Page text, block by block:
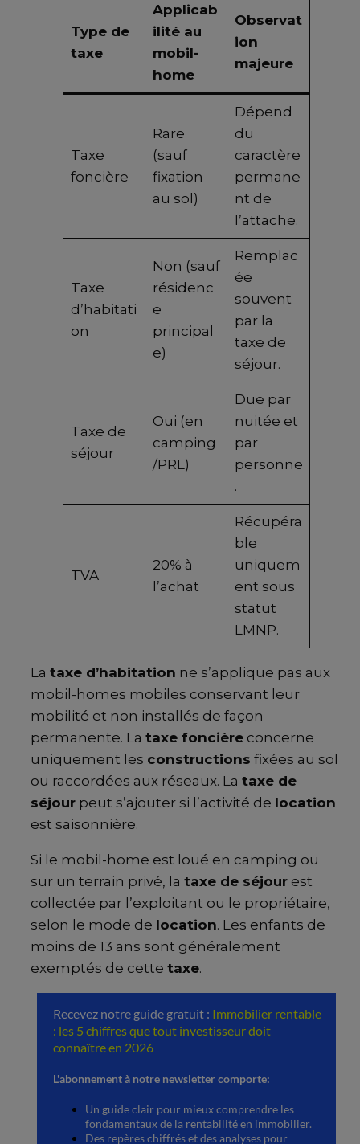
Type de
taxe
Applicab
ilité au
mobil-
home
Observat
ion
majeure
Taxe
foncière
Rare
(sauf
fixation
au sol)
Dépend
du
caractère
permane
nt de
l’attache.
Taxe
d’habitati
on
Non (sauf
résidenc
e
principal
e)
Remplac
ée
souvent
par la
taxe de
séjour.
Taxe de
séjour
Oui (en
camping
/PRL)
Due par
nuitée et
par
personne
.
TVA
20% à
l’achat
Récupéra
ble
uniquem
ent sous
statut
LMNP.
La taxe d’habitation ne s’applique pas aux
mobil-homes mobiles conservant leur
mobilité et non installés de façon
permanente. La taxe foncière concerne
uniquement les constructions fixées au sol
ou raccordées aux réseaux. La taxe de
séjour peut s’ajouter si l’activité de location
est saisonnière.
Si le mobil-home est loué en camping ou
sur un terrain privé, la taxe de séjour est
collectée par l’exploitant ou le propriétaire,
selon le mode de location. Les enfants de
moins de 13 ans sont généralement
exemptés de cette taxe.